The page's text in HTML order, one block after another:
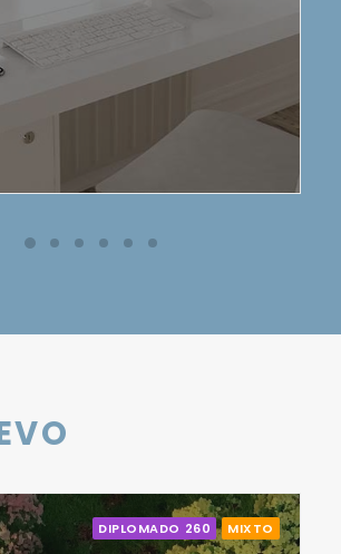
DIPLOMADO 260 MIXTO